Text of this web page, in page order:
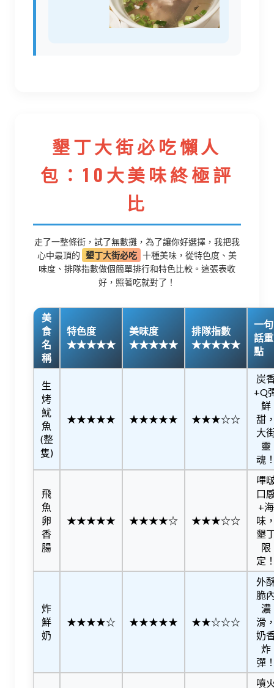
墾丁大街必吃懶人
包：10大美味終極評
比
走了一整條街，試了無數攤，為了讓你好選擇，我把我
心中最頂的 墾丁大街必吃 十種美味，從特色度、美
味度、排隊指數做個簡單排行和特色比較。這張表收
好，照著吃就對了！
美
食
名
稱
特色度
★★★★★
美味度
★★★★★
排隊指數
★★★★★
一句
話重
點
生
烤
魷
魚
(整
隻)
★★★★★ ★★★★★ ★★★☆☆
炭
+Q
鮮
甜
大
靈
魂
飛
魚
卵
香
腸
★★★★★ ★★★★☆ ★★★☆☆
嗶
口
+海
味
墾
限
定
炸
鮮
奶
★★★★☆ ★★★★★ ★★☆☆☆
外
脆
濃
滑
奶
炸
彈
噴